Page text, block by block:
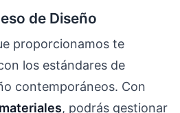
de Diseño
proporcionamos te
los estándares de
contemporáneos. Con
, podrás gestionar